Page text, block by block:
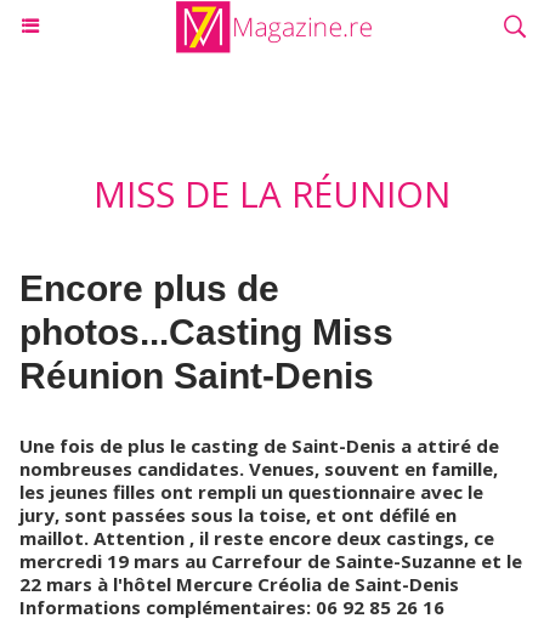
MISS DE LA RÉUNION
Encore plus de
photos...Casting Miss
Réunion Saint-Denis
Une fois de plus le casting de Saint-Denis a attiré de
nombreuses candidates. Venues, souvent en famille,
les jeunes filles ont rempli un questionnaire avec le
jury, sont passées sous la toise, et ont défilé en
maillot. Attention , il reste encore deux castings, ce
mercredi 19 mars au Carrefour de Sainte-Suzanne et le
22 mars à l'hôtel Mercure Créolia de Saint-Denis
Informations complémentaires: 06 92 85 26 16